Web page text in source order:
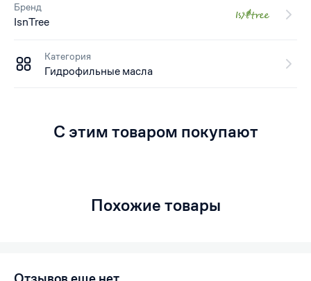
Бренд
IsnTree
Категория
Гидрофильные масла
С этим товаром покупают
Похожие товары